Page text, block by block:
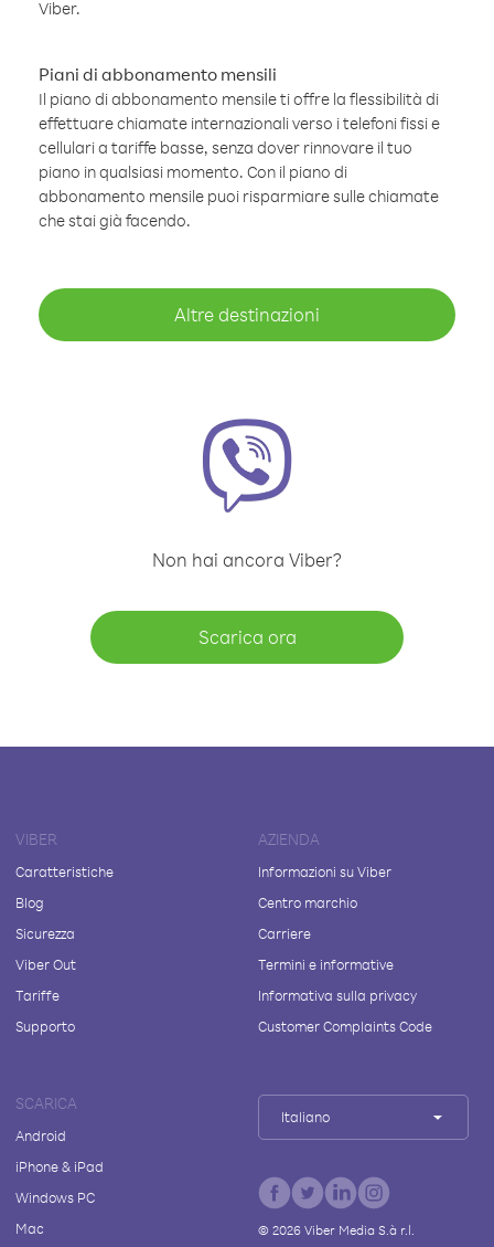
Viber.
Piani di abbonamento mensili
Il piano di abbonamento mensile ti offre la flessibilità di
effettuare chiamate internazionali verso i telefoni fissi e
cellulari a tariffe basse, senza dover rinnovare il tuo
piano in qualsiasi momento. Con il piano di
abbonamento mensile puoi risparmiare sulle chiamate
che stai già facendo.
Altre destinazioni
Non hai ancora Viber?
Scarica ora
VIBER
Caratteristiche
Blog
Sicurezza
Viber Out
Tariffe
Supporto
AZIENDA
Informazioni su Viber
Centro marchio
Carriere
Termini e informative
Informativa sulla privacy
Customer Complaints Code
SCARICA
Android
iPhone & iPad
Windows PC
Mac
Italiano
© 2026Viber Media S.à r.l.